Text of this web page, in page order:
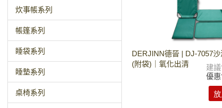
炊事帳系列
帳篷系列
睡袋系列
睡墊系列
桌椅系列
DERJINN德晉 | DJ-7057
(附袋)｜氧化出清
建
優